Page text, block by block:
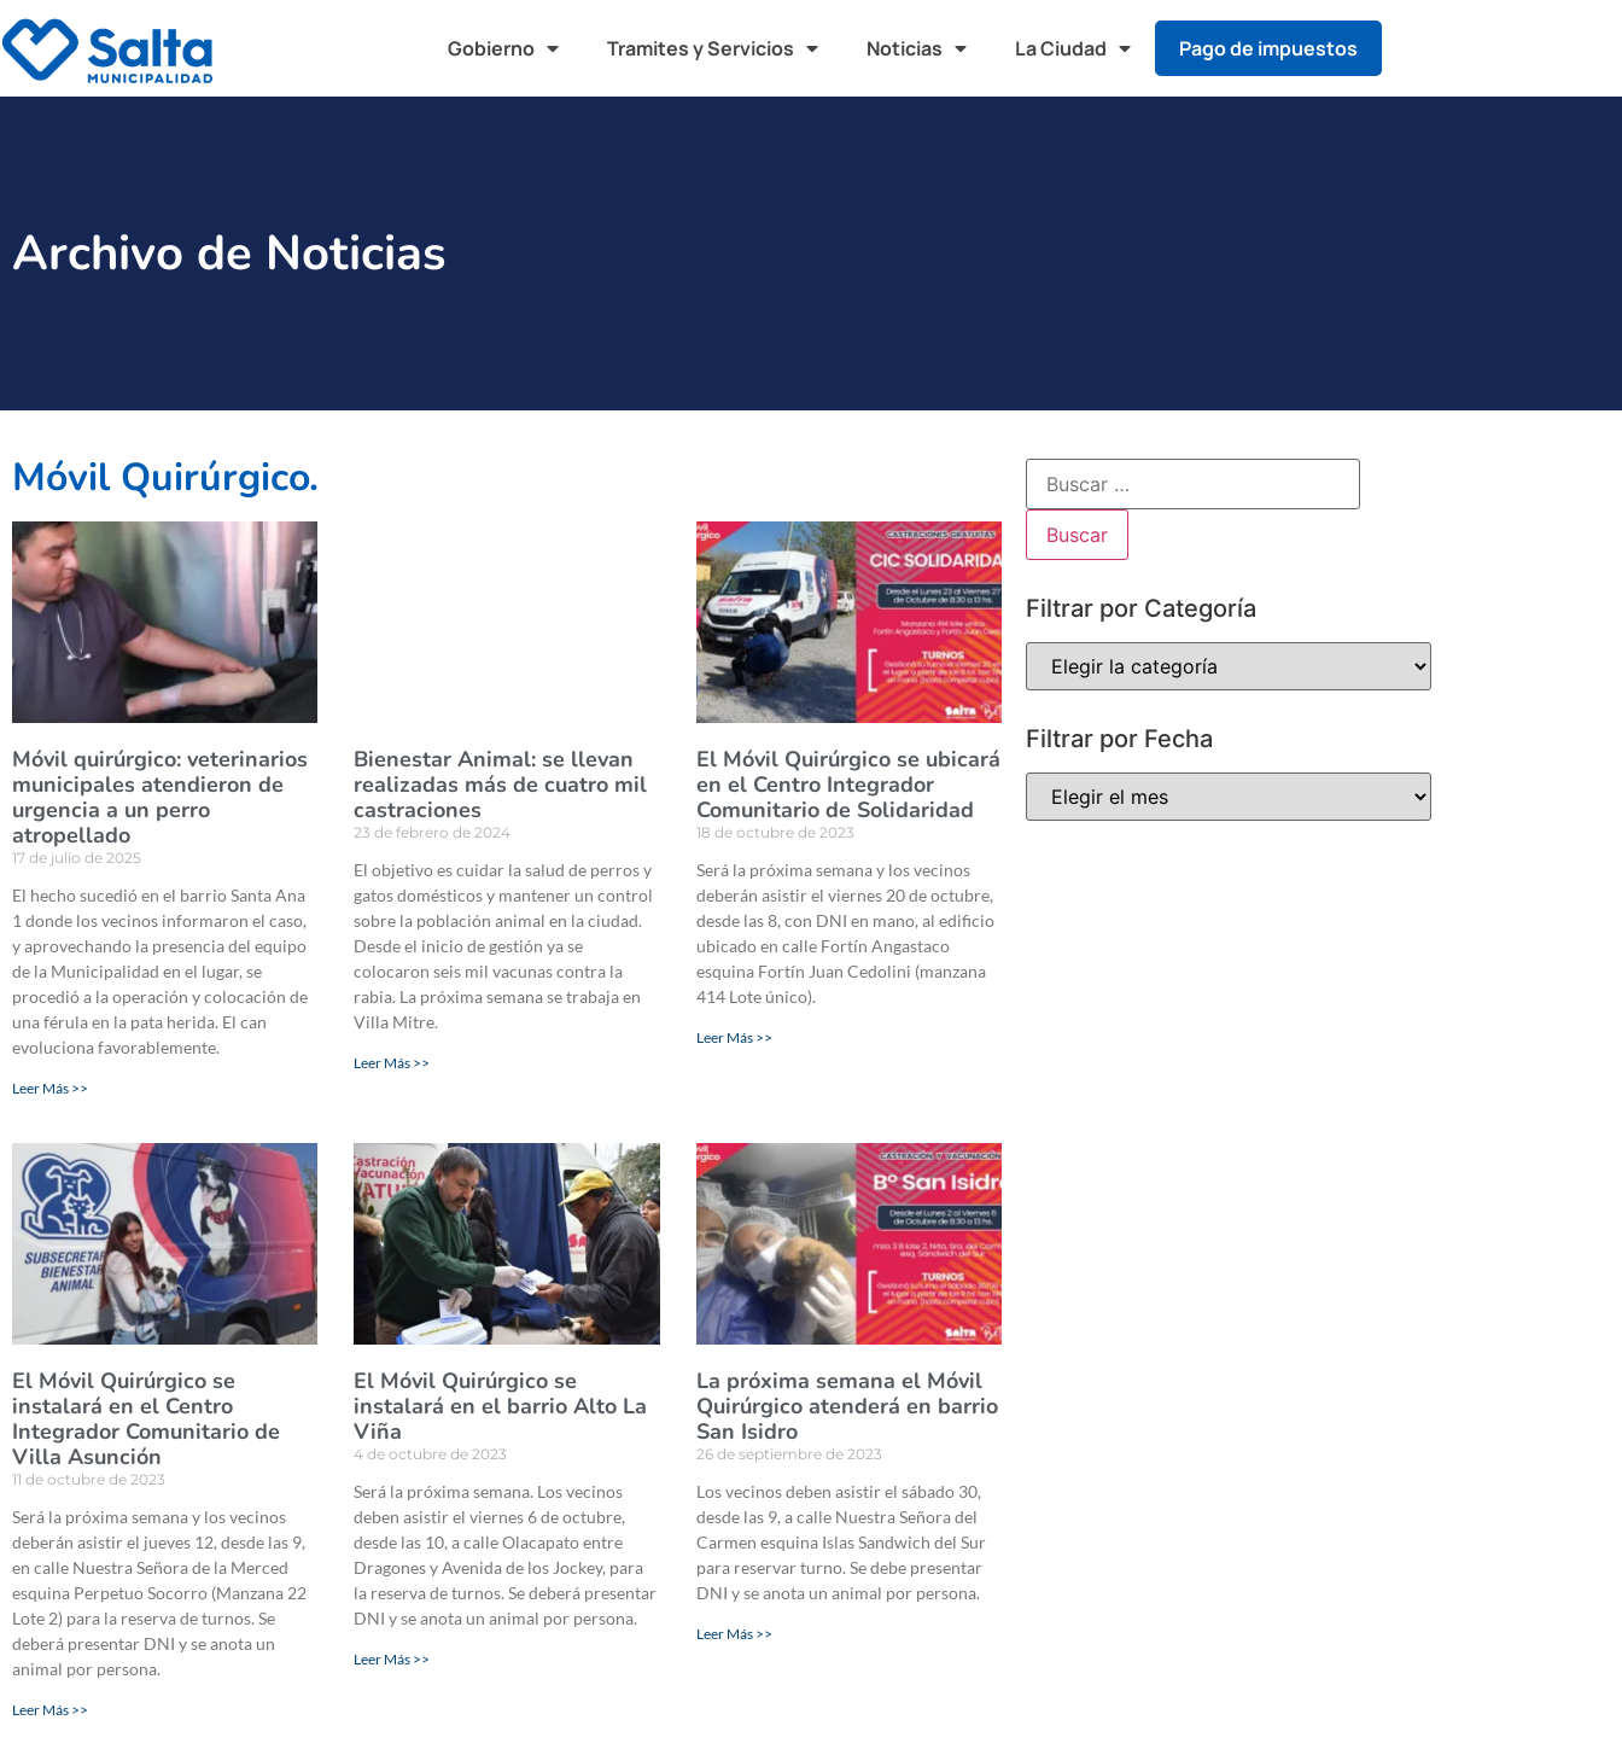
Gobierno Tramites y Servicios Noticias La Ciudad Pago de impuestos
Archivo de Noticias
Móvil Quirúrgico.
Móvil quirúrgico: veterinarios
municipales atendieron de
urgencia a un perro
atropellado
17 de julio de 2025
El hecho sucedió en el barrio Santa Ana
1 donde los vecinos informaron el caso,
y aprovechando la presencia del equipo
de la Municipalidad en el lugar, se
procedió a la operación y colocación de
una férula en la pata herida. El can
evoluciona favorablemente.
Leer Más >>
Bienestar Animal: se llevan
realizadas más de cuatro mil
castraciones
23 de febrero de 2024
El objetivo es cuidar la salud de perros y
gatos domésticos y mantener un control
sobre la población animal en la ciudad.
Desde el inicio de gestión ya se
colocaron seis mil vacunas contra la
rabia. La próxima semana se trabaja en
Villa Mitre.
Leer Más >>
El Móvil Quirúrgico se ubicará
en el Centro Integrador
Comunitario de Solidaridad
18 de octubre de 2023
Será la próxima semana y los vecinos
deberán asistir el viernes 20 de octubre,
desde las 8, con DNI en mano, al edificio
ubicado en calle Fortín Angastaco
esquina Fortín Juan Cedolini (manzana
414 Lote único).
Leer Más >>
El Móvil Quirúrgico se
instalará en el Centro
Integrador Comunitario de
Villa Asunción
11 de octubre de 2023
Será la próxima semana y los vecinos
deberán asistir el jueves 12, desde las 9,
en calle Nuestra Señora de la Merced
esquina Perpetuo Socorro (Manzana 22
Lote 2) para la reserva de turnos. Se
deberá presentar DNI y se anota un
animal por persona.
Leer Más >>
El Móvil Quirúrgico se
instalará en el barrio Alto La
Viña
4 de octubre de 2023
Será la próxima semana. Los vecinos
deben asistir el viernes 6 de octubre,
desde las 10, a calle Olacapato entre
Dragones y Avenida de los Jockey, para
la reserva de turnos. Se deberá presentar
DNI y se anota un animal por persona.
Leer Más >>
La próxima semana el Móvil
Quirúrgico atenderá en barrio
San Isidro
26 de septiembre de 2023
Los vecinos deben asistir el sábado 30,
desde las 9, a calle Nuestra Señora del
Carmen esquina Islas Sandwich del Sur
para reservar turno. Se debe presentar
DNI y se anota un animal por persona.
Leer Más >>
Filtrar por Categoría
Filtrar por Fecha